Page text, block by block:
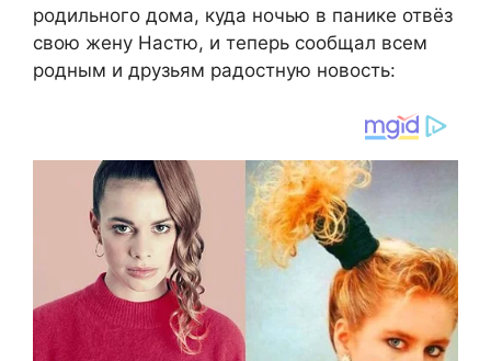
родильного дома, куда ночью в панике отвёз
свою жену Настю, и теперь сообщал всем
родным и друзьям радостную новость: